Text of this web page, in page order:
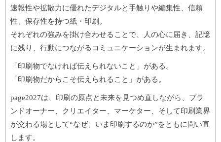
速報性や拡散力に優れたデジタルと手触りや編集性、信頼
性、保存性を持つ紙・印刷。
それぞれの強みを掛け合わせることで、人の心に届き、記憶
に残り、行動につながるコミュニケーションが生まれます。
「印刷物でなければ伝えられないこと」がある。
「印刷物だからこそ伝えられること」がある。
page2027は、印刷の原点と未来を見つめ直しながら、ブラ
ンドオーナー、クリエイター、マーケター、そして印刷業界
が交わる場として“なぜ、いま印刷するのか”をともに問い直
します。